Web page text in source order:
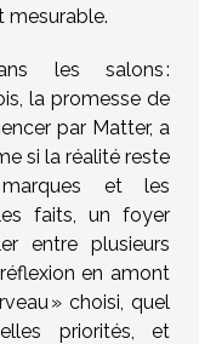
mesurable.
les salons :
la promesse de
par Matter, a
si la réalité reste
et les
faits, un foyer
entre plusieurs
en amont
» choisi, quel
priorités, et